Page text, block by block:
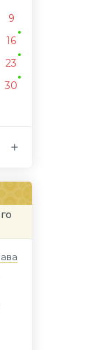
9
16
23
30